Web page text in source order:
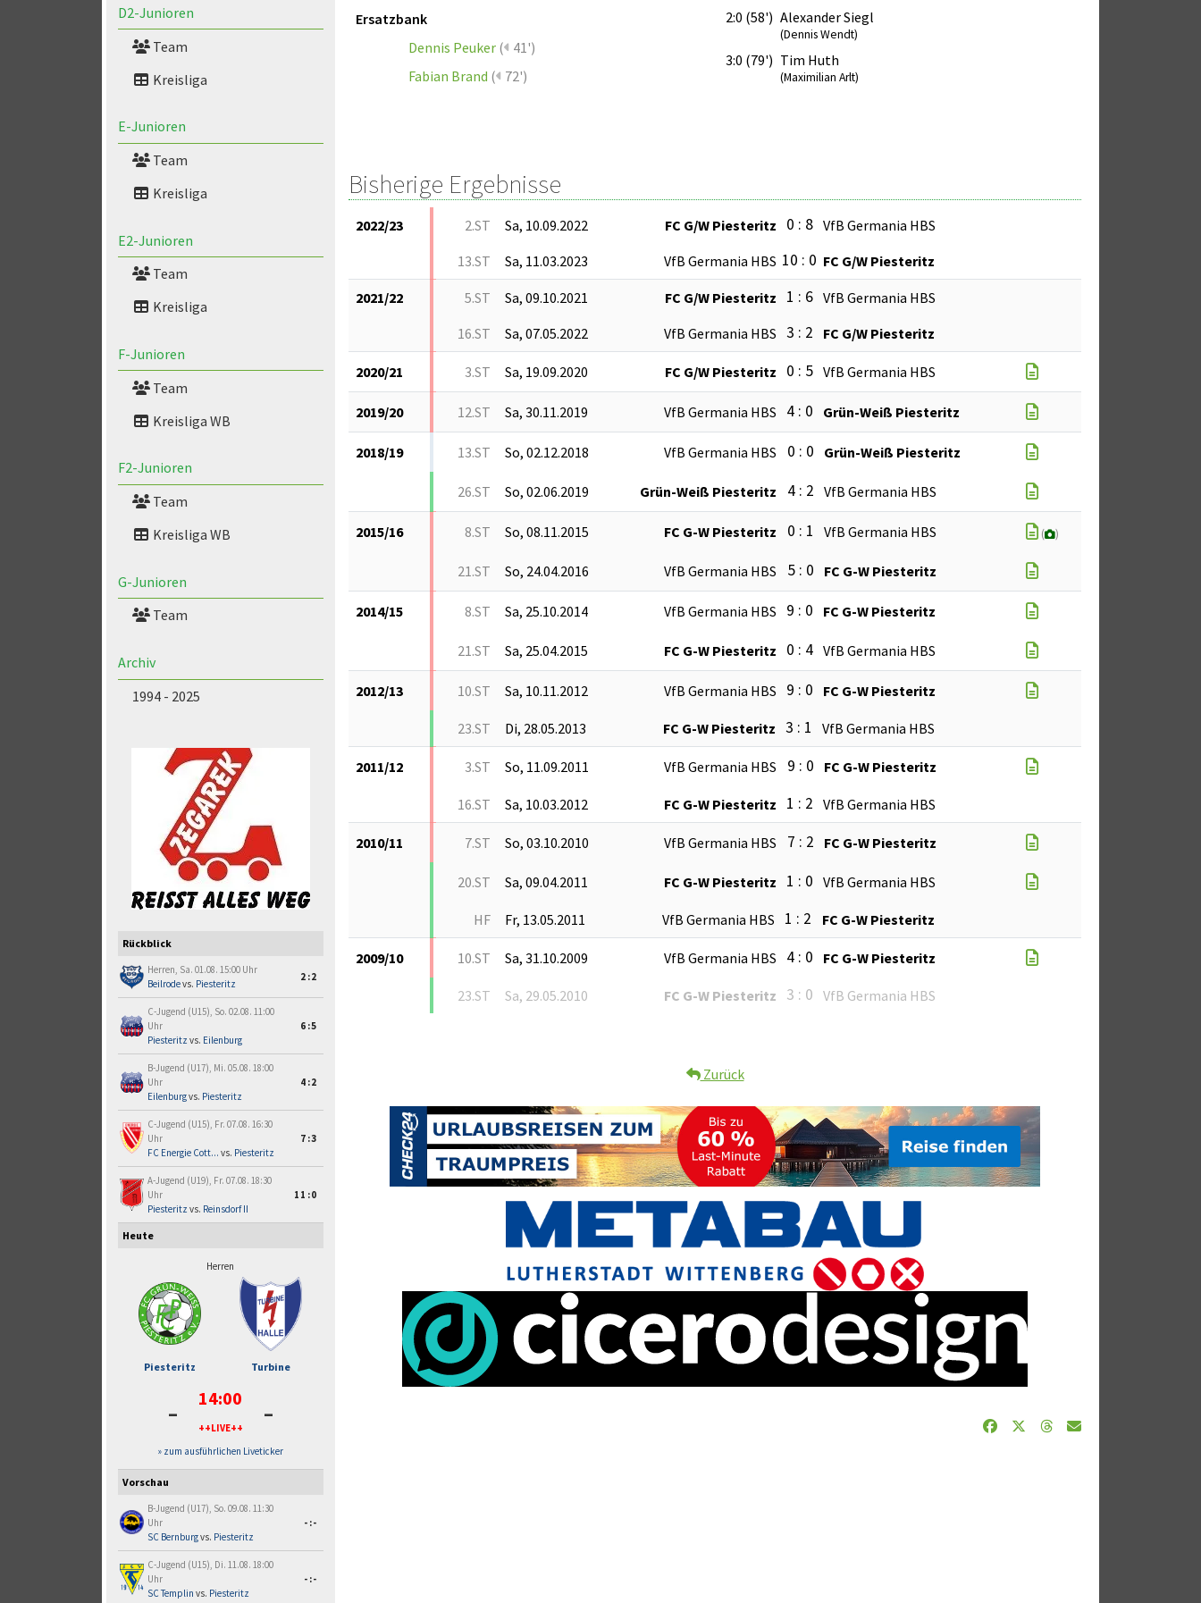
D2-Junioren
Team
Kreisliga
E-Junioren
Team
Kreisliga
E2-Junioren
Team
Kreisliga
F-Junioren
Team
Kreisliga WB
F2-Junioren
Team
Kreisliga WB
G-Junioren
Team
Archiv
1994 - 2025
Rückblick
Herren, Sa. 01.08. 15:00 Uhr
Beilrodevs. Piesteritz
2:2
C-Jugend (U15), So. 02.08. 11:00
Uhr
Piesteritz vs. Eilenburg
6:5
B-Jugend (U17), Mi. 05.08. 18:00
Uhr
Eilenburgvs. Piesteritz
4:2
C-Jugend (U15), Fr. 07.08. 16:30
Uhr
FC Energie Cott... vs. Piesteritz
7:3
A-Jugend (U19), Fr. 07.08. 18:30
Uhr
Piesteritz vs. Reinsdorf II
11:0
Heute
Herren
Piesteritz Turbine
- 14:00
++LIVE++ -
» zum ausführlichen Liveticker
Vorschau
B-Jugend (U17), So. 09.08. 11:30
Uhr
SC Bernburgvs. Piesteritz
-:-
C-Jugend (U15), Di. 11.08. 18:00
Uhr
SC Templin vs. Piesteritz
-:-
Ersatzbank
Dennis Peuker ( 41')
Fabian Brand ( 72')
2:0 (58') Alexander Siegl
(Dennis Wendt)
3:0 (79') Tim Huth
(Maximilian Arlt)
Bisherige Ergebnisse
2022/23 2.ST Sa, 10.09.2022 FC G/W Piesteritz 0 : 8 VfB Germania HBS
13.ST
Sa, 11.03.2023 VfB Germania HBS 10 : 0 FC G/W Piesteritz
2021/22 5.ST Sa, 09.10.2021 FC G/W Piesteritz 1 : 6 VfB Germania HBS
16.ST
Sa, 07.05.2022 VfB Germania HBS 3 : 2 FC G/W Piesteritz
2020/21 3.ST Sa, 19.09.2020 FC G/W Piesteritz 0 : 5 VfB Germania HBS
2019/20 12.ST Sa, 30.11.2019 VfB Germania HBS 4 : 0 Grün-Weiß Piesteritz
2018/19 13.ST So, 02.12.2018 VfB Germania HBS 0 : 0 Grün-Weiß Piesteritz
26.ST So, 02.06.2019 Grün-Weiß Piesteritz 4 : 2 VfB Germania HBS
2015/16 8.ST So, 08.11.2015 FC G-W Piesteritz 0 : 1 VfB Germania HBS ( )
21.ST So, 24.04.2016 VfB Germania HBS 5 : 0 FC G-W Piesteritz
2014/15 8.ST Sa, 25.10.2014 VfB Germania HBS 9 : 0 FC G-W Piesteritz
21.ST Sa, 25.04.2015 FC G-W Piesteritz 0 : 4 VfB Germania HBS
2012/13 10.ST Sa, 10.11.2012 VfB Germania HBS 9 : 0 FC G-W Piesteritz
23.ST Di, 28.05.2013 FC G-W Piesteritz 3 : 1 VfB Germania HBS
2011/12 3.ST So, 11.09.2011 VfB Germania HBS 9 : 0 FC G-W Piesteritz
16.ST Sa, 10.03.2012 FC G-W Piesteritz 1 : 2 VfB Germania HBS
2010/11 7.ST So, 03.10.2010 VfB Germania HBS 7 : 2 FC G-W Piesteritz
20.ST Sa, 09.04.2011 FC G-W Piesteritz 1 : 0 VfB Germania HBS
HF Fr, 13.05.2011 VfB Germania HBS 1 : 2 FC G-W Piesteritz
2009/10 10.ST Sa, 31.10.2009 VfB Germania HBS 4 : 0 FC G-W Piesteritz
23.ST Sa, 29.05.2010 FC G-W Piesteritz 3 : 0 VfB Germania HBS
Zurück